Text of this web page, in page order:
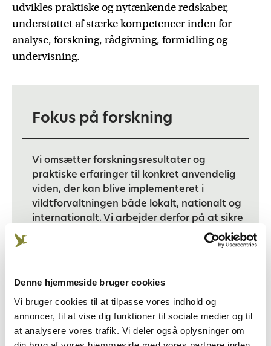
Denne hjemmeside bruger cookies
Vi bruger cookies til at tilpasse vores indhold og
annoncer, til at vise dig funktioner til sociale medier og til
at analysere vores trafik. Vi deler også oplysninger om
udvikles praktiske og nytænkende redskaber,
understøttet af stærke kompetencer inden for
analyse, forskning, rådgivning, formidling og
undervisning.
Fokus på forskning
Vi omsætter forskningsresultater og
praktiske erfaringer til konkret anvendelig
viden, der kan blive implementeret i
vildtforvaltningen både lokalt, nationalt og
internationalt. Vi arbejder derfor på at sikre
anvendelig og har praktisk relevans.